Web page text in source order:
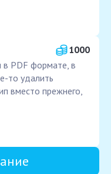
1000
в PDF формате, в
то удалить
вместо прежнего,